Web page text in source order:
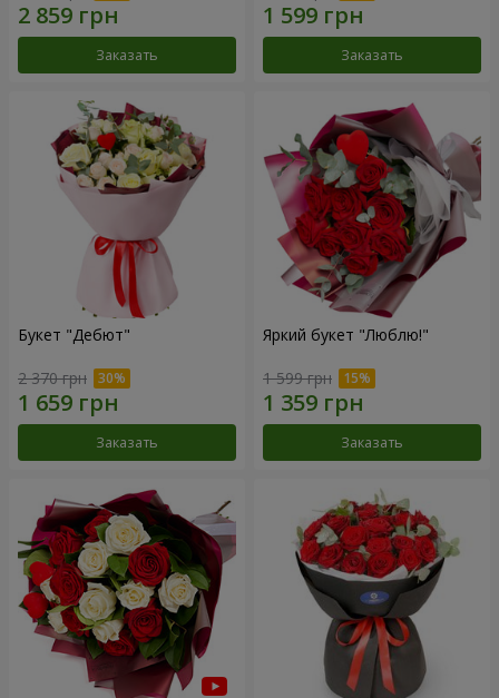
Заказать Заказать
Букет "Дебют"
2 370 грн
Заказать
Яркий букет "Люблю!"
1 599 грн
Заказать